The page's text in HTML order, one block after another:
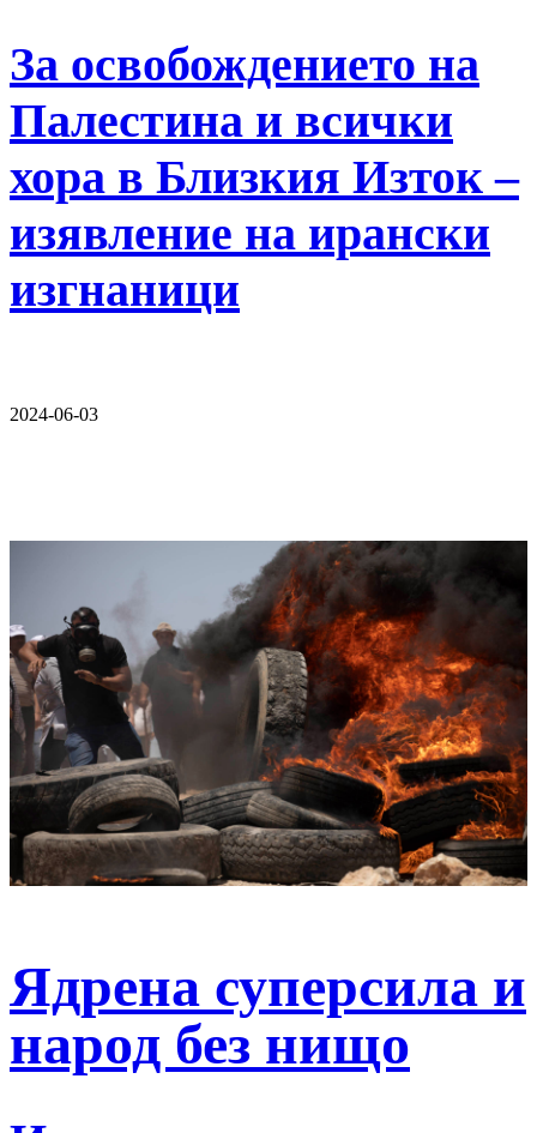
За освобождението на
Палестина и всички
хора в Близкия Изток –
изявление на ирански
изгнаници
2024-06-03
Ядрена суперсила и
народ без нищо